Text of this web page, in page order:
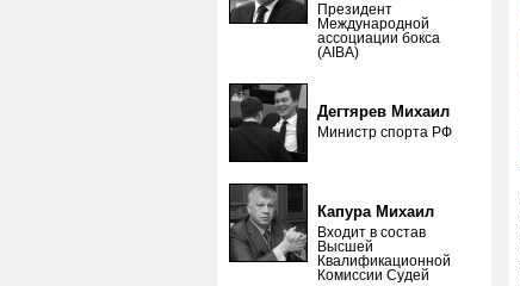
Президент
Международной
ассоциации бокса
(AIBA)
Дегтярев Михаил
Министр спорта РФ
Капура Михаил
Входит в состав
Высшей
Квалификационной
Комиссии Судей